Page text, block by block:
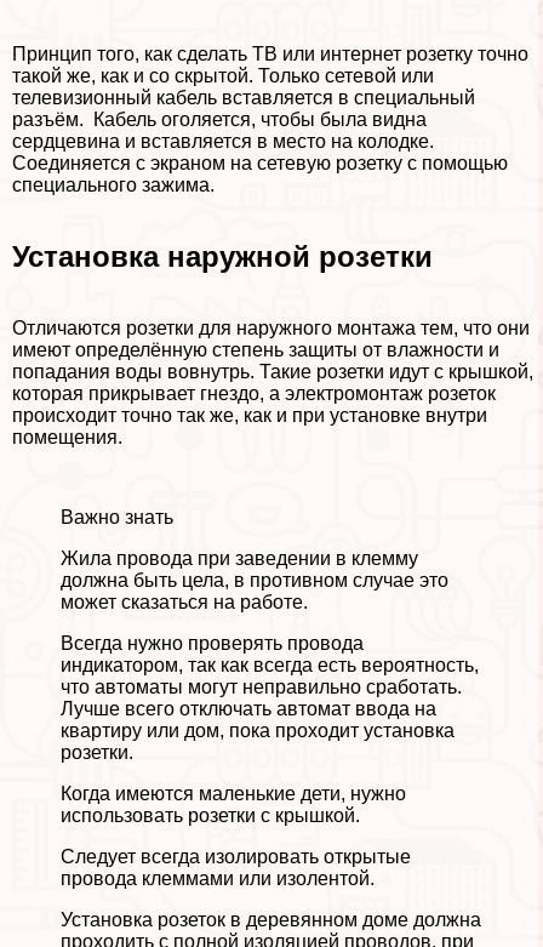
Принцип того, как сделать ТВ или интернет розетку точно
такой же, как и со скрытой. Только сетевой или
телевизионный кабель вставляется в специальный
разъём. Кабель оголяется, чтобы была видна
сердцевина и вставляется в место на колодке.
Соединяется с экраном на сетевую розетку с помощью
специального зажима.
Установка наружной розетки
Отличаются розетки для наружного монтажа тем, что они
имеют определённую степень защиты от влажности и
попадания воды вовнутрь. Такие розетки идут с крышкой,
которая прикрывает гнездо, а электромонтаж розеток
происходит точно так же, как и при установке внутри
помещения.
Важно знать
Жила провода при заведении в клемму
должна быть цела, в противном случае это
может сказаться на работе.
Всегда нужно проверять провода
индикатором, так как всегда есть вероятность,
что автоматы могут неправильно сработать.
Лучше всего отключать автомат ввода на
квартиру или дом, пока проходит установка
розетки.
Когда имеются маленькие дети, нужно
использовать розетки с крышкой.
Следует всегда изолировать открытые
провода клеммами или изолентой.
Установка розеток в деревянном доме должна
проходить с полной изоляцией проводов, при